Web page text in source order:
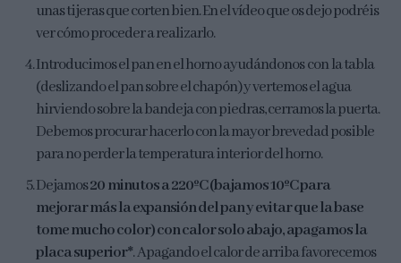
unas tijeras que corten bien. En el vídeo que os dejo podréis
ver cómo proceder a realizarlo.
Introducimos el pan en el horno ayudándonos con la tabla
(deslizando el pan sobre el chapón) y vertemos el agua
hirviendo sobre la bandeja con piedras, cerramos la puerta.
Debemos procurar hacerlo con la mayor brevedad posible
para no perder la temperatura interior del horno.
Dejamos20 minutos a 220ºC (bajamos 10ºC para
mejorar más la expansión del pan y evitar que la base
tome mucho color) con calor solo abajo, apagamos la
placa superior*. Apagando el calor de arriba favorecemos